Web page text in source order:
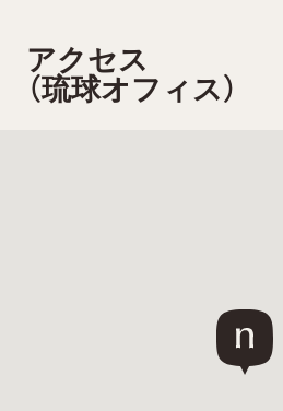
アクセス
（琉球オフィス）